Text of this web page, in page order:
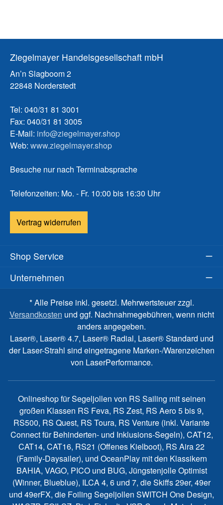
Ziegelmayer Handelsgesellschaft mbH
An’n Slagboom 2
22848 Norderstedt
Tel: 040/31 81 3001
Fax: 040/31 81 3005
E-Mail: info@ziegelmayer.shop
Web: www.ziegelmayer.shop
Besuche nur nach Terminabsprache
Telefonzeiten: Mo. - Fr. 10:00 bis 16:30 Uhr
Vertrag widerrufen
Shop Service
Unternehmen
* Alle Preise inkl. gesetzl. Mehrwertsteuer zzgl.
Versandkosten und ggf. Nachnahmegebühren, wenn nicht
anders angegeben.
Laser®, Laser® 4.7, Laser® Radial, Laser® Standard und
der Laser-Strahl sind eingetragene Marken-/Warenzeichen
von LaserPerformance.
Onlineshop für Segeljollen von RS Sailing mit seinen
großen Klassen RS Feva, RS Zest, RS Aero 5 bis 9,
RS500, RS Quest, RS Toura, RS Venture (inkl. Variante
Connect für Behinderten- und Inklusions-Segeln), CAT12,
CAT14, CAT16, RS21 (Offenes Kielboot), RS Aira 22
(Family-Daysailer), und OceanPlay mit den Klassikern
BAHIA, VAGO, PICO und BUG, Jüngstenjolle Optimist
(Winner, Blueblue), ILCA 4, 6 und 7, die Skiffs 29er, 49er
und 49erFX, die Foiling Segeljollen SWITCH One Design,